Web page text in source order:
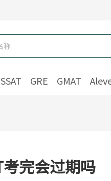
SSAT GRE GMAT
完会过期吗